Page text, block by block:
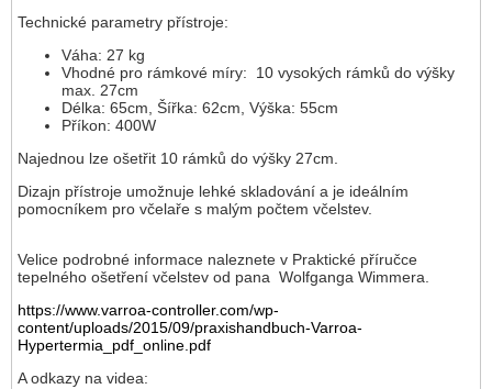
Technické parametry přístroje:
Váha: 27 kg
Vhodné pro rámkové míry: 10 vysokých rámků do výšky
max. 27cm
Délka: 65cm, Šířka: 62cm, Výška: 55cm
Příkon: 400W
Najednou lze ošetřit 10 rámků do výšky 27cm.
Dizajn přístroje umožnuje lehké skladování a je ideálním
pomocníkem pro včelaře s malým počtem včelstev.
Velice podrobné informace naleznete v Praktické příručce
tepelného ošetření včelstev od pana Wolfganga Wimmera.
https://www.varroa-controller.com/wp-
content/uploads/2015/09/praxishandbuch-Varroa-
Hypertermia_pdf_online.pdf
A odkazy na videa: